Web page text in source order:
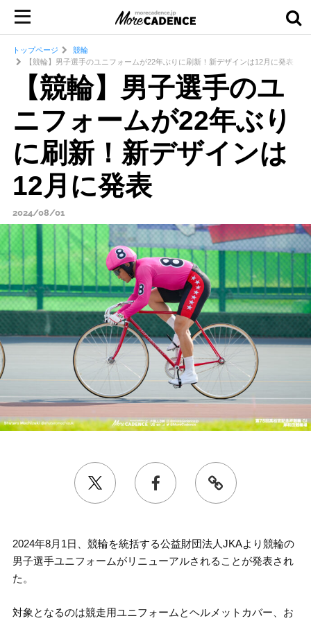
トップページ
競輪
【競輪】男子選手のユニフォームが22年ぶりに刷新！新デザインは12月に発表
【競輪】男子選手のユ
ニフォームが22年ぶり
に刷新！新デザインは
12月に発表
2024/08/01
2024年8月1日、競輪を統括する公益財団法人JKAより競輪の
男子選手ユニフォームがリニューアルされることが発表され
た。
対象となるのは競走用ユニフォームとヘルメットカバー、お